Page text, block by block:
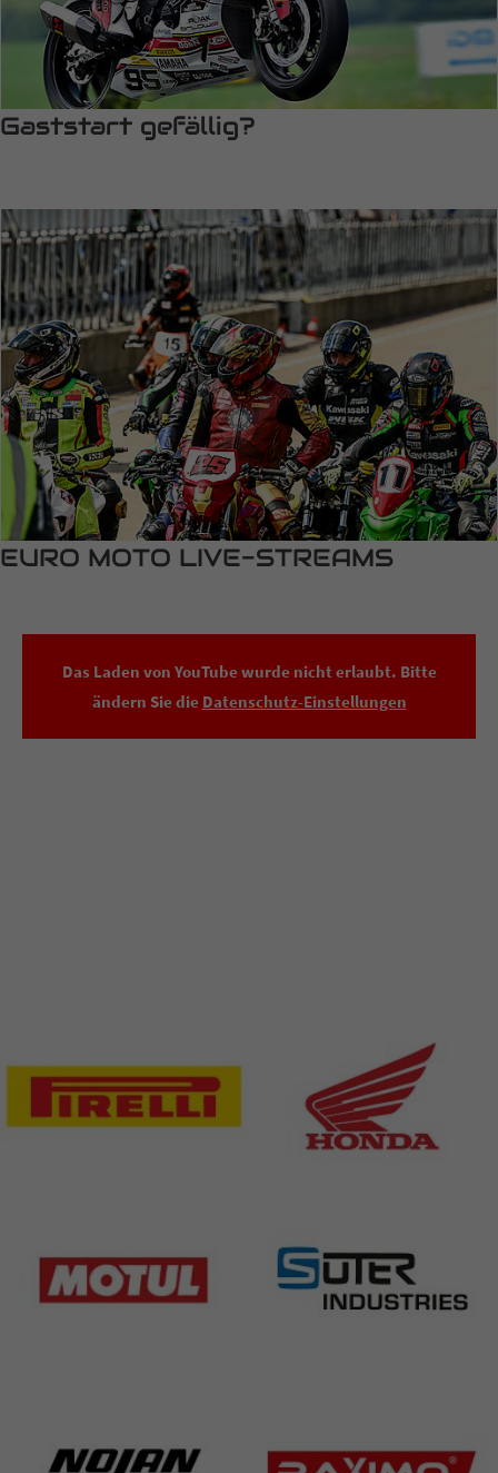
info@yourdomain.com
About us
Lorem ipsum dolor sit amet, consectetuer adipiscing elit.
Gaststart gefällig?
EURO MOTO LIVE-STREAMS
Das Laden von YouTube wurde nicht erlaubt. Bitte
ändern Sie die Datenschutz-Einstellungen